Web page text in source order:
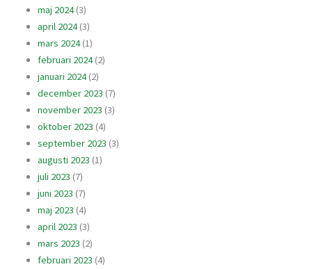
maj 2024(3)
april 2024(3)
mars 2024(1)
februari 2024(2)
januari 2024(2)
december 2023 (7)
november 2023 (3)
oktober 2023 (4)
september 2023 (3)
augusti 2023 (1)
juli 2023 (7)
juni 2023 (7)
maj 2023 (4)
april 2023 (3)
mars 2023 (2)
februari 2023 (4)